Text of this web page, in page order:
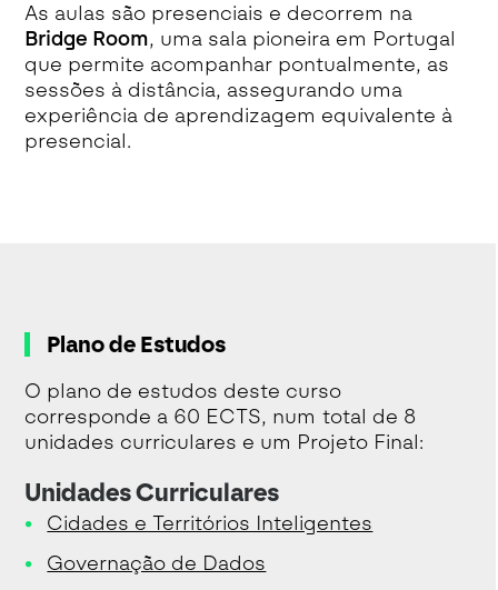
As aulas são presenciais e decorrem na
Bridge Room, uma sala pioneira em Portugal
que permite acompanhar pontualmente, as
sessões à distância, assegurando uma
experiência de aprendizagem equivalente à
presencial.
Plano de Estudos
O plano de estudos deste curso
corresponde a 60 ECTS, num total de 8
unidades curriculares e um Projeto Final:
Unidades Curriculares
Cidades e Territórios Inteligentes
Governação de Dados